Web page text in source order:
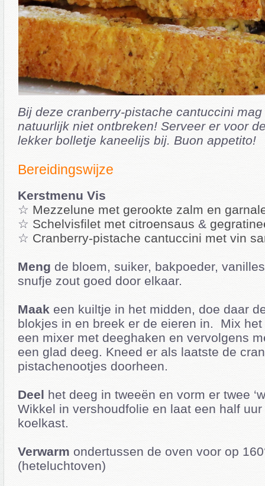
Bij deze cranberry-pistache cantuccini
natuurlijk niet ontbreken! Serveer er voor
lekker bolletje kaneelijs bij. Buon appetito!
Bereidingswijze
Kerstmenu Vis
☆ Mezzelune met gerookte zalm en
☆ Schelvisfilet met citroensaus &
☆ Cranberry-pistache cantuccini met vin
Meng de bloem, suiker, bakpoeder,
snufje zout goed door elkaar.
Maak een kuiltje in het midden, doe daar
blokjes in en breek er de eieren in. Mix
een mixer met deeghaken en vervolgens
een glad deeg. Kneed er als laatste de
pistachenootjes doorheen.
Deel het deeg in tweeën en vorm er twee
Wikkel in vershoudfolie en laat een half
koelkast.
Verwarm ondertussen de oven voor op
(heteluchtoven)